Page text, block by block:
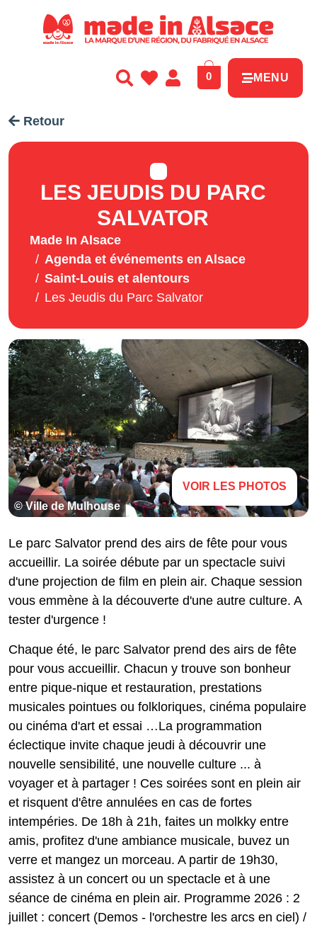
0 MENU
Retour
LES JEUDIS DU PARC
SALVATOR
Made In Alsace
Agenda et événements en Alsace
Saint-Louis et alentours
Les Jeudis du Parc Salvator
© Ville de Mulhouse
VOIR LES PHOTOS
Le parc Salvator prend des airs de fête pour vous
accueillir. La soirée débute par un spectacle suivi
d'une projection de film en plein air. Chaque session
vous emmène à la découverte d'une autre culture. A
tester d'urgence !
Chaque été, le parc Salvator prend des airs de fête
pour vous accueillir. Chacun y trouve son bonheur
entre pique-nique et restauration, prestations
musicales pointues ou folkloriques, cinéma populaire
ou cinéma d'art et essai …La programmation
éclectique invite chaque jeudi à découvrir une
nouvelle sensibilité, une nouvelle culture ... à
voyager et à partager ! Ces soirées sont en plein air
et risquent d'être annulées en cas de fortes
intempéries. De 18h à 21h, faites un molkky entre
amis, profitez d'une ambiance musicale, buvez un
verre et mangez un morceau. A partir de 19h30,
assistez à un concert ou un spectacle et à une
séance de cinéma en plein air. Programme 2026 : 2
juillet : concert (Demos - l'orchestre les arcs en ciel) /